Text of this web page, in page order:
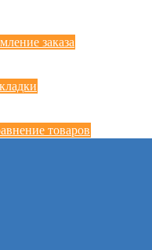
заказа
товаров